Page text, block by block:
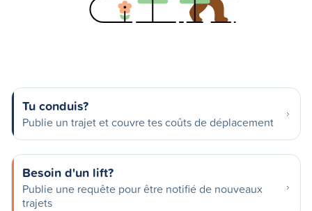
Tu conduis?
Publie un trajet et couvre tes coûts de déplacement
Besoin d'un lift?
Publie une requête pour être notifié de nouveaux
trajets